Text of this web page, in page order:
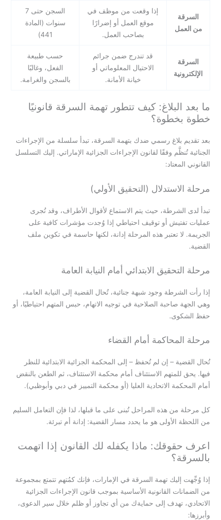
السرقة
من العمل
إذا وقعت من موظف في
موقع العمل أو إضرارًا
بصاحب العمل.
السجن حتى 7
سنوات (المادة
441)
السرقة
الإلكترونية
قد تندرج ضمن جرائم
الاحتيال المعلوماتي أو
خيانة الأمانة.
حسب طبيعة
الفعل، وغالبًا
بالسجن والغرامة.
ما بعد البلاغ: كيف تتطور تهمة السرقة قانونيًا
خطوة بخطوة؟
بعد تقديم بلاغ رسمي ضدك بتهمة السرقة، تبدأ سلسلة من الإجراءات
الجنائية تُنظَّم وفقًا لقانون الإجراءات الجزائية الإماراتي. إليك التسلسل
القانوني المعتاد:
مرحلة الاستدلال (التحقيق الأولي)
تبدأ لدى الشرطة، حيث يتم الاستماع لأقوال الأطراف، وقد تُجرى
عمليات تفتيش أو توقيف احتياطي إذا وُجدت مؤشرات كافية على
الجريمة. لا تعتبر هذه المرحلة إدانة، لكنها حاسمة في تكوين ملف
القضية.
مرحلة التحقيق الابتدائي أمام النيابة العامة
إذا رأت الشرطة وجود شبهة جنائية، تُحال القضية إلى النيابة العامة،
وهي الجهة صاحبة الصلاحية في توجيه الاتهام، حبس المتهم احتياطيًا، أو
حفظ الشكوى.
مرحلة المحاكمة أمام القضاء
تُحال القضية – إن لم تُحفظ – إلى المحكمة الجزائية الابتدائية للنظر
فيها. يحق للمتهم الاستئناف أمام محكمة الاستئناف، ثم الطعن بالنقض
أمام المحكمة الاتحادية العليا (أو محكمة التمييز في دبي وأبوظبي).
كل مرحلة من هذه المراحل تُبنى على ما قبلها، لذا فإن التعامل السليم
من اللحظة الأولى هو ما يحدد مسار القضية: إدانة أم تبرئة.
اعرف حقوقك: ماذا يكفله لك القانون إذا اتهمت
بالسرقة؟
إذا وُجِّهت إليك تهمة السرقة في الإمارات، فإنك كمُتهم تتمتع بمجموعة
من الضمانات القانونية الأساسية بموجب قانون الإجراءات الجزائية
الاتحادي، تهدف إلى حمايةك من أي تجاوز أو ظلم خلال سير الدعوى،
وأبرزها: